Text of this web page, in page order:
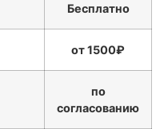
Бесплатно
от 1500₽
по
согласованию